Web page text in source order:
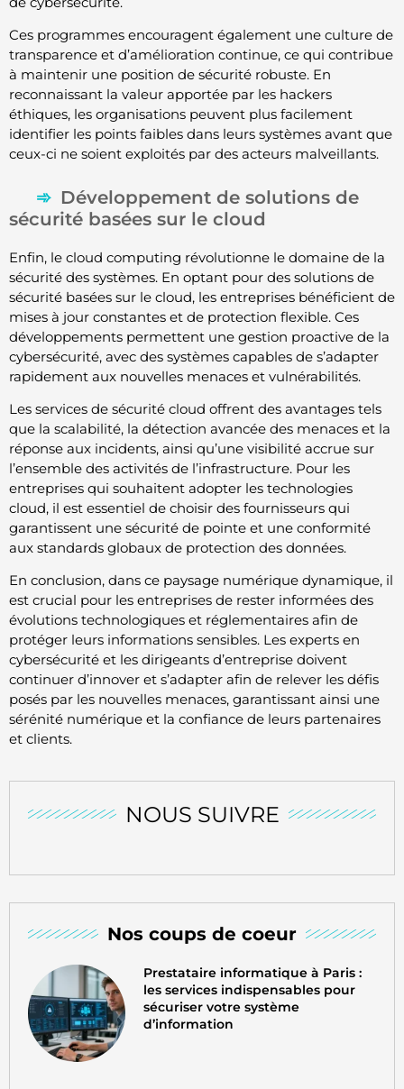
NOUS SUIVRE
Nos coups de coeur
Prestataire informatique à Paris :
les services indispensables pour
sécuriser votre système
d’information
Ces programmes encouragent également une culture de
transparence et d’amélioration continue, ce qui contribue
à maintenir une position de sécurité robuste. En
reconnaissant la valeur apportée par les hackers
éthiques, les organisations peuvent plus facilement
identifier les points faibles dans leurs systèmes avant que
ceux-ci ne soient exploités par des acteurs malveillants.
Développement de solutions de
sécurité basées sur le cloud
Enfin, le cloud computing révolutionne le domaine de la
sécurité des systèmes. En optant pour des solutions de
sécurité basées sur le cloud, les entreprises bénéficient de
mises à jour constantes et de protection flexible. Ces
développements permettent une gestion proactive de la
cybersécurité, avec des systèmes capables de s’adapter
rapidement aux nouvelles menaces et vulnérabilités.
Les services de sécurité cloud offrent des avantages tels
que la scalabilité, la détection avancée des menaces et la
réponse aux incidents, ainsi qu’une visibilité accrue sur
l’ensemble des activités de l’infrastructure. Pour les
entreprises qui souhaitent adopter les technologies
cloud, il est essentiel de choisir des fournisseurs qui
garantissent une sécurité de pointe et une conformité
aux standards globaux de protection des données.
En conclusion, dans ce paysage numérique dynamique, il
est crucial pour les entreprises de rester informées des
évolutions technologiques et réglementaires afin de
protéger leurs informations sensibles. Les experts en
cybersécurité et les dirigeants d’entreprise doivent
continuer d’innover et s’adapter afin de relever les défis
posés par les nouvelles menaces, garantissant ainsi une
sérénité numérique et la confiance de leurs partenaires
et clients.